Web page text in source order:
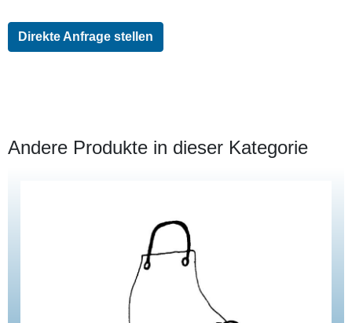
Direkte Anfrage stellen
Andere Produkte in dieser Kategorie